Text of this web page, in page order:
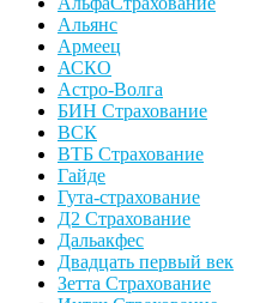
Альянс
Армеец
АСКО
Астро-Волга
БИН Страхование
ВСК
ВТБ Страхование
Гайде
Гута-страхование
Д2 Страхование
Дальакфес
Двадцать первый век
Зетта Страхование